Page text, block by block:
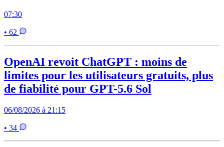
07:30
• 62
OpenAI revoit ChatGPT : moins de
limites pour les utilisateurs gratuits, plus
de fiabilité pour GPT-5.6 Sol
06/08/2026 à 21:15
• 34